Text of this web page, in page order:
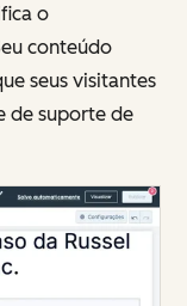
o
conteúdo
seus visitantes
de suporte de